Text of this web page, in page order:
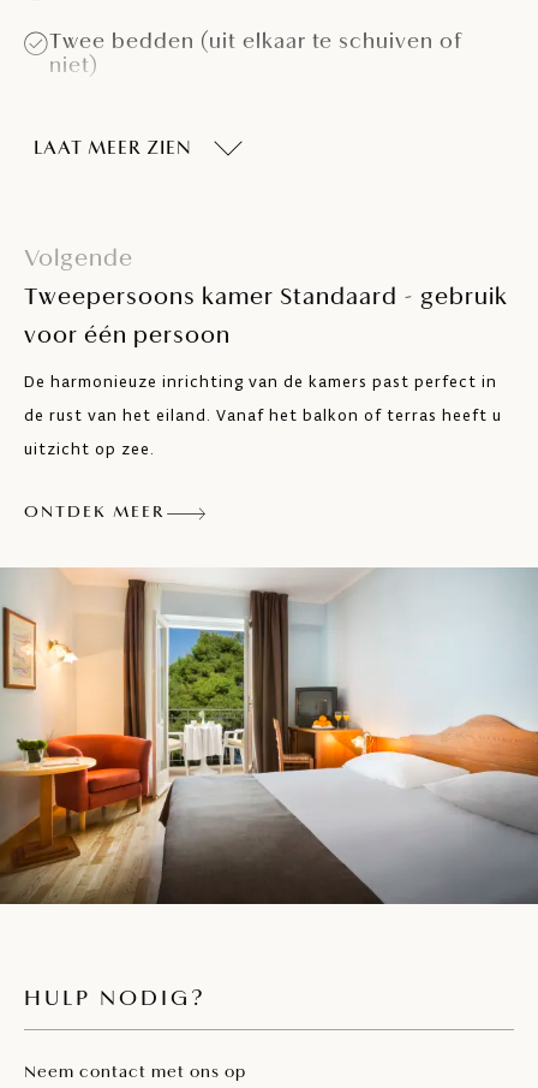
Twee bedden (uit elkaar te schuiven of
niet)
Balkon of terras
Minibar - op aanvraag
Telefoon
LCD SAT TV
LAAT MEER ZIEN
Volgende
Tweepersoons kamer Standaard - gebruik
voor één persoon
De harmonieuze inrichting van de kamers past perfect in
de rust van het eiland. Vanaf het balkon of terras heeft u
uitzicht op zee.
ONTDEK MEER
HULP NODIG?
Neem contact met ons op